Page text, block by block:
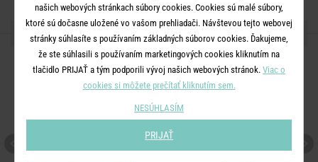
ĎALŠIE PRODUKTY ZO SÉRIE
našich webových stránkach súbory cookies. Cookies sú malé súbory,
ktoré sú dočasne uložené vo vašom prehliadači. Návštevou tejto webovej
stránky súhlasíte s používaním základných súborov cookies. Ďakujeme,
že ste súhlasili s používaním marketingových cookies kliknutím na
tlačidlo PRIJAŤ a tým podporili vývoj našich webových stránok. Viac o
cookies si môžete prečítať kliknutím sem.
NESÚHLASÍM
PRIJAŤ